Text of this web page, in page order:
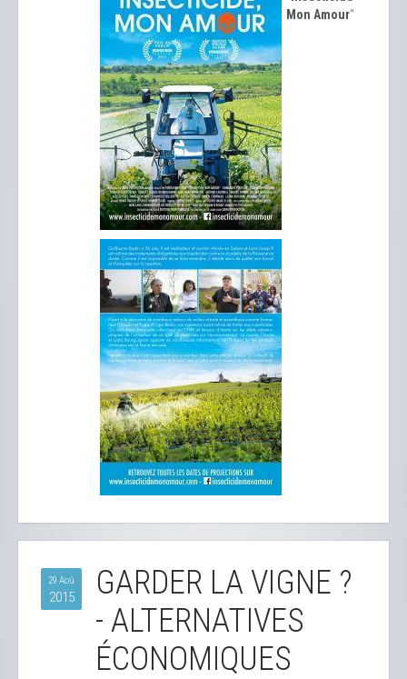
Mon Amour"
29 Aoû
2015
GARDER LA VIGNE ?
- ALTERNATIVES
ÉCONOMIQUES